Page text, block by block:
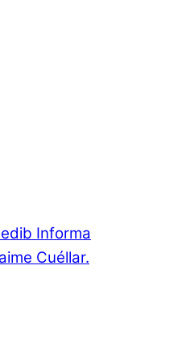
Informa
Cuéllar.